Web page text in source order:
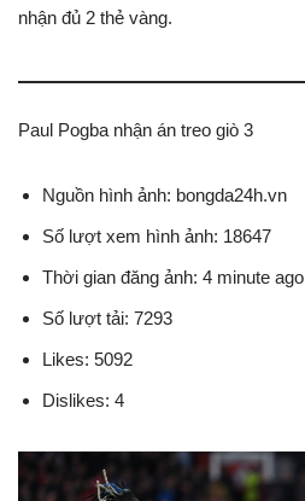
nhận đủ 2 thẻ vàng.
Paul Pogba nhận án treo giò 3
Nguồn hình ảnh: bongda24h.vn
Số lượt xem hình ảnh: 18647
Thời gian đăng ảnh: 4 minute ago
Số lượt tải: 7293
Likes: 5092
Dislikes: 4